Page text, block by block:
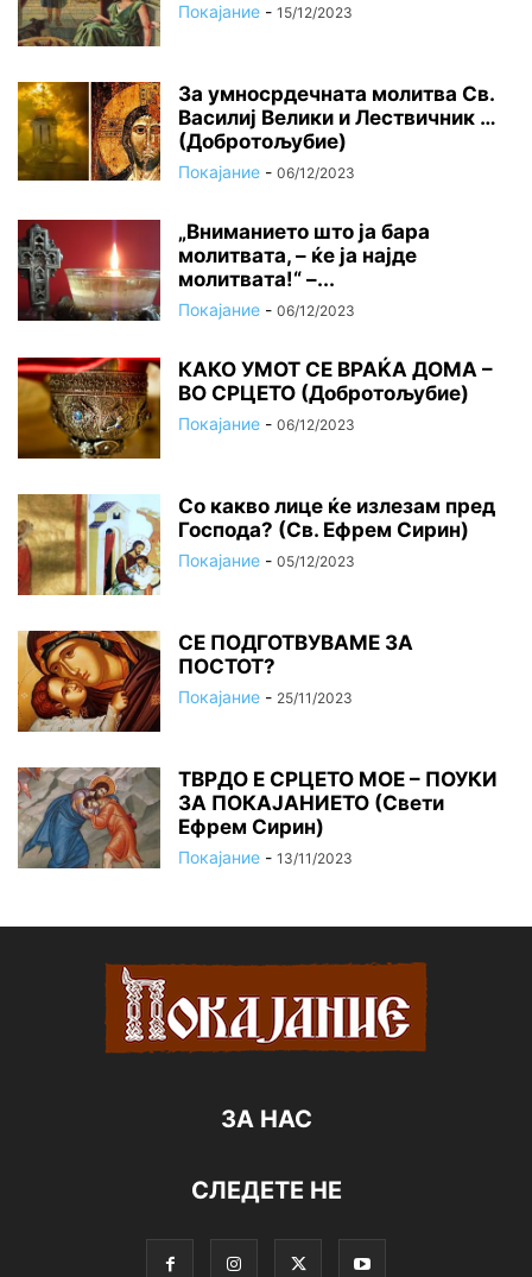
Покајание - 15/12/2023
За умносрдечната молитва Св.
Василиј Велики и Лествичник …
(Добротољубие)
Покајание - 06/12/2023
„Вниманието што jа бара
молитвата, – ќе jа најде
молитвата!“ –...
Покајание - 06/12/2023
КАКО УМОТ СЕ ВРАЌА ДОМА –
ВО СРЦЕТО (Добротољубие)
Покајание - 06/12/2023
Со какво лице ќе излезам пред
Господа? (Св. Ефрем Сирин)
Покајание - 05/12/2023
СЕ ПОДГОТВУВАМЕ ЗА
ПОСТОТ?
Покајание - 25/11/2023
ТВРДО Е СРЦЕТО МОЕ – ПОУКИ
ЗА ПОКАЈАНИЕТО (Свети
Ефрем Сирин)
Покајание - 13/11/2023
ЗА НАС
СЛЕДЕТЕ НЕ